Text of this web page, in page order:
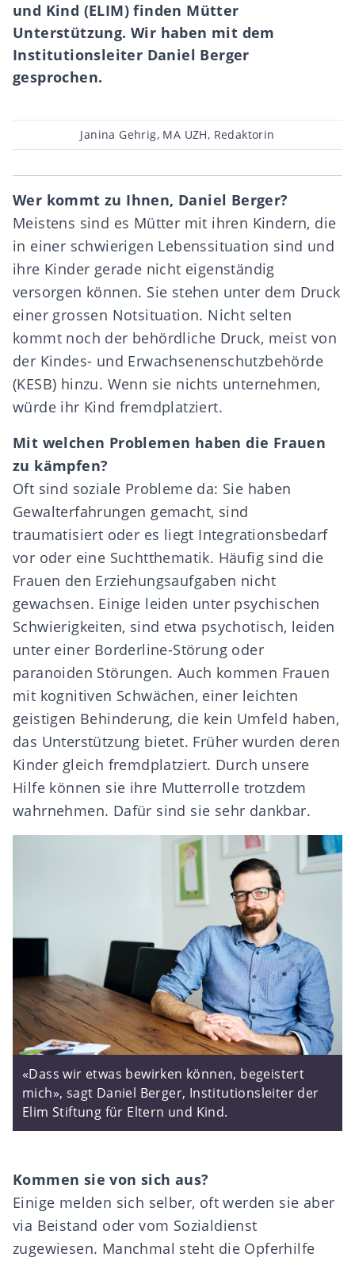
und Kind (ELIM) finden Mütter
Unterstützung. Wir haben mit dem
Institutionsleiter Daniel Berger
gesprochen.
Beitragsautor
Janina Gehrig, MA UZH, Redaktorin
Wer kommt zu Ihnen, Daniel Berger?
Meistens sind es Mütter mit ihren Kindern, die
in einer schwierigen Lebenssituation sind und
ihre Kinder gerade nicht eigenständig
versorgen können. Sie stehen unter dem Druck
einer grossen Notsituation. Nicht selten
kommt noch der behördliche Druck, meist von
der Kindes- und Erwachsenenschutzbehörde
(KESB) hinzu. Wenn sie nichts unternehmen,
würde ihr Kind fremdplatziert.
Mit welchen Problemen haben die Frauen
zu kämpfen?
Oft sind soziale Probleme da: Sie haben
Gewalterfahrungen gemacht, sind
traumatisiert oder es liegt Integrationsbedarf
vor oder eine Suchtthematik. Häufig sind die
Frauen den Erziehungsaufgaben nicht
gewachsen. Einige leiden unter psychischen
Schwierigkeiten, sind etwa psychotisch, leiden
unter einer Borderline-Störung oder
paranoiden Störungen. Auch kommen Frauen
mit kognitiven Schwächen, einer leichten
geistigen Behinderung, die kein Umfeld haben,
das Unterstützung bietet. Früher wurden deren
Kinder gleich fremdplatziert. Durch unsere
Hilfe können sie ihre Mutterrolle trotzdem
wahrnehmen. Dafür sind sie sehr dankbar.
«Dass wir etwas bewirken können, begeistert
mich», sagt Daniel Berger, Institutionsleiter der
Elim Stiftung für Eltern und Kind.
Kommen sie von sich aus?
Einige melden sich selber, oft werden sie aber
via Beistand oder vom Sozialdienst
zugewiesen. Manchmal steht die Opferhilfe